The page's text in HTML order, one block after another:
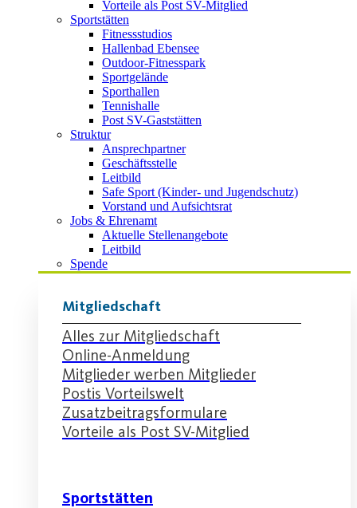
Vorteile als Post SV-Mitglied
Sportstätten
Fitnessstudios
Hallenbad Ebensee
Outdoor-Fitnesspark
Sportgelände
Sporthallen
Tennishalle
Post SV-Gaststätten
Struktur
Ansprechpartner
Geschäftsstelle
Leitbild
Safe Sport (Kinder- und Jugendschutz)
Vorstand und Aufsichtsrat
Jobs & Ehrenamt
Aktuelle Stellenangebote
Leitbild
Spende
Mitgliedschaft
Alles zur Mitgliedschaft
Online-Anmeldung
Mitglieder werben Mitglieder
Postis Vorteilswelt
Zusatzbeitragsformulare
Vorteile als Post SV-Mitglied
Sportstätten